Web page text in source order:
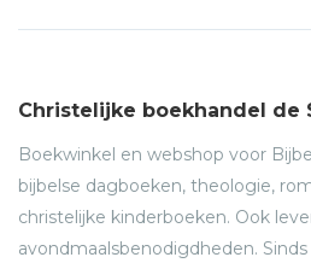
Christelijke boekhandel de
Boekwinkel en webshop voor
bijbelse dagboeken, theologie,
christelijke kinderboeken. Ook
avondmaalsbenodigdheden.